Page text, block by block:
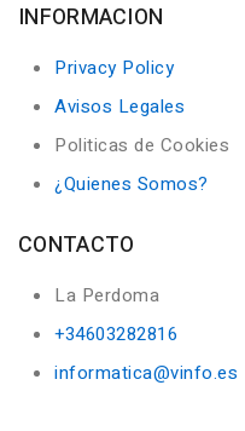
INFORMACION
Privacy Policy
Avisos Legales
Politicas de Cookies
¿Quienes Somos?
CONTACTO
La Perdoma
+34603282816
informatica@vinfo.es